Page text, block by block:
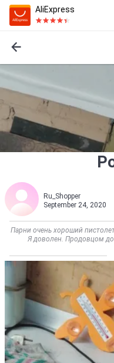
AliExpress
Ru_Shopper
September 24, 2020
Парни очень хороший
Я доволен. Продовцом